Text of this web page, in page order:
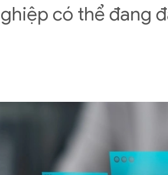
có thể đang